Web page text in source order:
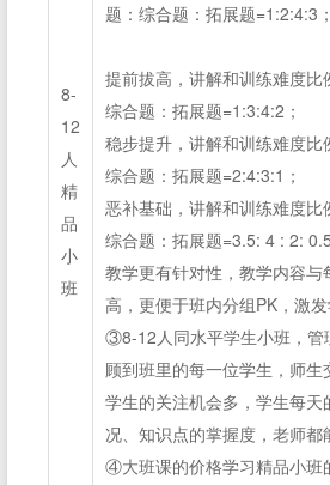
8-
12
人
精
品
小
班
题：综合题：拓展题=1:2:4:3；
提前拔高，讲解和训练难度比
综合题：拓展题=1:3:4:2；
稳步提升，讲解和训练难度比
综合题：拓展题=2:4:3:1；
恶补基础，讲解和训练难度比
综合题：拓展题=3.5: 4 : 2: 0.5
教学更有针对性，教学内容与
高，更便于班内分组PK，激
③8-12人同水平学生小班，管
顾到班里的每一位学生，师
学生的关注机会多，学生每天
况、知识点的掌握度，老师都
④大班课的价格学习精品小班